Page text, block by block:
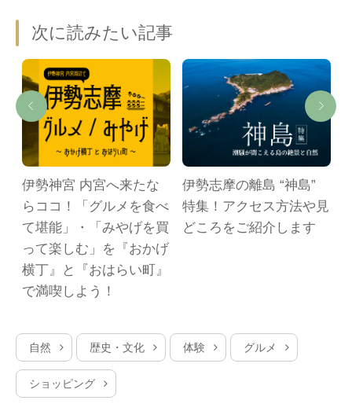
次に読みたい記事
伊勢神宮 内宮へ来たな
らココ！「グルメを食べ
て堪能」・「みやげを買
って楽しむ」を『おかげ
横丁』と『おはらい町』
で満喫しよう！
伊勢志摩の離島 “神島”
特集！アクセス方法や見
どころをご紹介します
自然 歴史・文化 体験 グルメ
ショッピング